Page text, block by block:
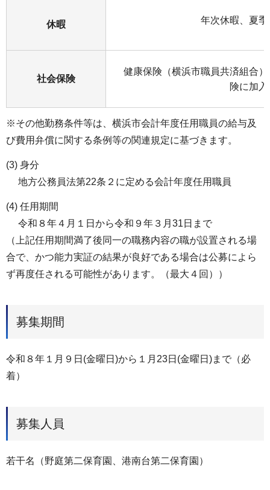
休暇 年次休暇、夏
社会保険
健康保険（横浜市職員共済組合
険に加入
※その他勤務条件等は、横浜市会計年度任用職員の給与及
び費用弁償に関する条例等の関連規定に基づきます。
(3) 身分
地方公務員法第22条２に定める会計年度任用職員
(4) 任用期間
令和８年４月１日から令和９年３月31日まで
（上記任用期間満了後同一の職務内容の職が設置される場
合で、かつ能力実証の結果が良好である場合は公募によら
ず再度任される可能性があります。（最大４回））
募集期間
令和８年１月９日(金曜日)から１月23日(金曜日)まで（必
着）
募集人員
若干名（野庭第二保育園、港南台第二保育園）